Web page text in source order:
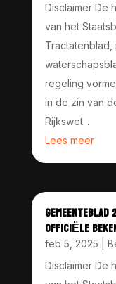
Disclaimer De
van het
Tractatenblad,
regeling
in de zin van
Rijkswet...
Lees meer
OFFICIËLE
feb 5, 2025
Disclaimer De